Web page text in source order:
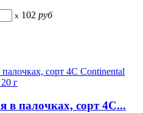
x 102 руб
в палочках, сорт 4С...